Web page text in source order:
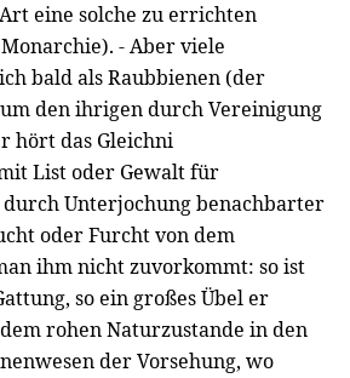
eine solche zu errichten
- Aber viele
bald als Raubbienen (der
den ihrigen durch Vereinigung
hört das Gleichni
List oder Gewalt für
durch Unterjochung benachbarter
oder Furcht von dem
ihm nicht zuvorkommt: so ist
so ein großes Übel er
rohen Naturzustande in den
der Vorsehung, wo